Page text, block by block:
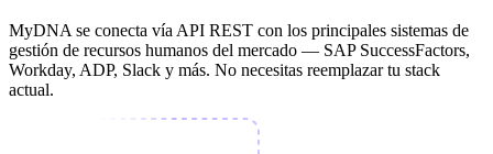
MyDNA se conecta vía API REST con los principales sistemas de
gestión de recursos humanos del mercado — SAP SuccessFactors,
Workday, ADP, Slack y más. No necesitas reemplazar tu stack
actual.